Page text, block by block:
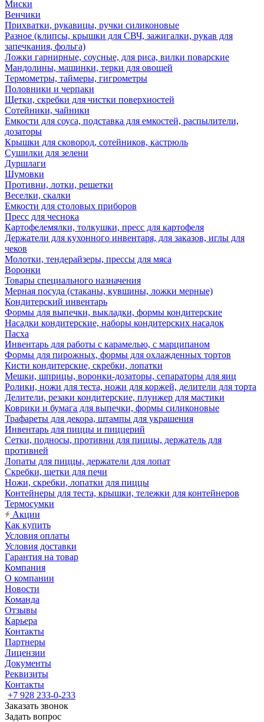
Миски
Венчики
Прихватки, рукавицы, ручки силиконовые
Разное (клипсы, крышки для СВЧ, зажигалки, рукав для
запечкания, фольга)
Ложки гарнирные, соусные, для риса, вилки поварские
Мандолины, машинки, терки для овощей
Термометры, таймеры, гигрометры
Половники и черпаки
Щетки, скребки для чистки поверхностей
Сотейники, чайники
Емкости для соуса, подставка для емкостей, распылители,
дозаторы
Крышки для сковород, сотейников, кастрюль
Сушилки для зелени
Дуршлаги
Шумовки
Противни, лотки, решетки
Веселки, скалки
Емкости для столовых приборов
Пресс для чеснока
Картофелемялки, толкушки, пресс для картофеля
Держатели для кухонного инвентаря, для заказов, иглы для
чеков
Молотки, тендерайзеры, прессы для мяса
Воронки
Товары специального назначения
Мерная посуда (стаканы, кувшины, ложки мерные)
Кондитерский инвентарь
Формы для выпечки, выкладки, формы кондитерские
Насадки кондитерские, наборы кондитерских насадок
Пасха
Инвентарь для работы с карамелью, с марципаном
Формы для пирожных, формы для охлажденных тортов
Кисти кондитерские, скребки, лопатки
Мешки, шприцы, воронки-дозаторы, сепараторы для яиц
Ролики, ножи для теста, ножи для коржей, делители для торта
Делители, резаки кондитерские, плунжер для мастики
Коврики и бумага для выпечки, формы силиконовые
Трафареты для декора, штампы для украшения
Инвентарь для пиццы и пиццерий
Сетки, подносы, противни для пиццы, держатель для
противней
Лопаты для пиццы, держатели для лопат
Скребки, щетки для печи
Ножи, скребки, лопатки для пиццы
Контейнеры для теста, крышки, тележки для контейнеров
Термосумки
Акции
Как купить
Условия оплаты
Условия доставки
Гарантия на товар
Компания
О компании
Новости
Команда
Отзывы
Карьера
Контакты
Партнеры
Лицензии
Документы
Реквизиты
Контакты
+7 928 233-0-233
Заказать звонок
Задать вопрос